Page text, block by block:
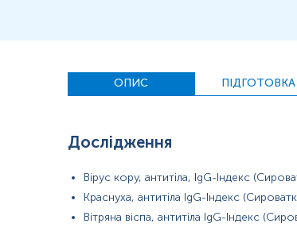
ОПИС ПІДГОТОВКА
Дослідження
Вірус кору, антитіла, IgG-Індекс
Краснуха, антитіла IgG-Індекс
Вітряна віспа, антитіла IgG-Індекс